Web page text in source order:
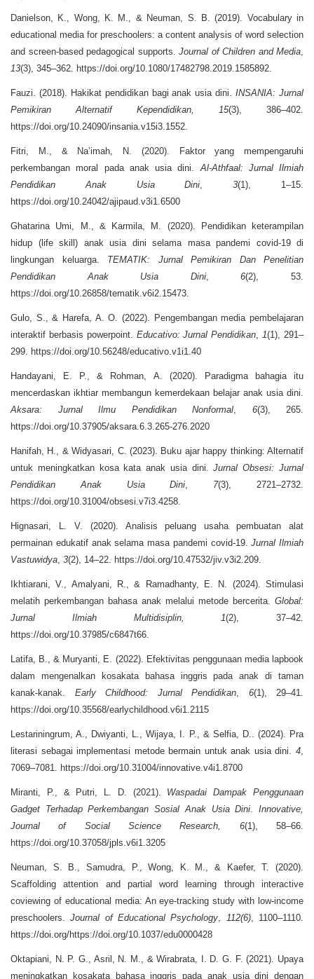
Danielson, K., Wong, K. M., & Neuman, S. B. (2019). Vocabulary in
educational media for preschoolers: a content analysis of word selection
and screen-based pedagogical supports. Journal of Children and Media,
13(3), 345–362. https://doi.org/10.1080/17482798.2019.1585892.
Fauzi. (2018). Hakikat pendidikan bagi anak usia dini.INSANIA: Jurnal
Pemikiran Alternatif Kependidikan, 15(3), 386–402.
https://doi.org/10.24090/insania.v15i3.1552.
Fitri, M., & Na’imah, N. (2020). Faktor yang mempengaruhi
perkembangan moral pada anak usia dini.Al-Athfaal: Jurnal Ilmiah
Pendidikan Anak Usia Dini,3(1), 1–15.
https://doi.org/10.24042/ajipaud.v3i1.6500
Ghatarina Umi, M., & Karmila, M. (2020). Pendidikan keterampilan
hidup (life skill) anak usia dini selama masa pandemi covid-19 di
lingkungan keluarga. TEMATIK: Jurnal Pemikiran Dan Penelitian
Pendidikan Anak Usia Dini,6(2), 53.
https://doi.org/10.26858/tematik.v6i2.15473.
Gulo, S., & Harefa, A. O. (2022). Pengembangan media pembelajaran
interaktif berbasis powerpoint. Educativo: Jurnal Pendidikan,1(1), 291–
299. https://doi.org/10.56248/educativo.v1i1.40
Handayani, E. P., & Rohman, A. (2020). Paradigma bahagia itu
mencerdaskan ikhtiar membangun kemerdekaan belajar anak usia dini.
Aksara: Jurnal Ilmu Pendidikan Nonformal, 6(3), 265.
https://doi.org/10.37905/aksara.6.3.265-276.2020
Hanifah, H., & Widyasari, C. (2023). Buku ajar happy thinking: Alternatif
untuk meningkatkan kosa kata anak usia dini.Jurnal Obsesi: Jurnal
Pendidikan Anak Usia Dini, 7(3), 2721–2732.
https://doi.org/10.31004/obsesi.v7i3.4258.
Hignasari, L. V. (2020). Analisis peluang usaha pembuatan alat
permainan edukatif anak selama masa pandemi covid-19.Jurnal Ilmiah
Vastuwidya, 3(2), 14–22. https://doi.org/10.47532/jiv.v3i2.209.
Ikhtiarani, V., Amalyani, R., & Ramadhanty, E. N. (2024). Stimulasi
melatih perkembangan bahasa anak melalui metode bercerita. Global:
Jurnal Ilmiah Multidisiplin,
1(2), 37–42.
https://doi.org/10.37985/c6847t66.
Latifa, B., & Muryanti, E. (2022). Efektivitas penggunaan media lapbook
dalam mengenalkan kosakata bahasa inggris pada anak di taman
kanak-kanak. Early Childhood: Jurnal Pendidikan, 6(1), 29–41.
https://doi.org/10.35568/earlychildhood.v6i1.2115
Lestariningrum, A., Dwiyanti, L., Wijaya, I. P., & Selfia, D.. (2024). Pra
literasi sebagai implementasi metode bermain untuk anak usia dini. 4,
7069–7081. https://doi.org/10.31004/innovative.v4i1.8700
Miranti, P., & Putri, L. D. (2021). Waspadai Dampak Penggunaan
Gadget Terhadap Perkembangan Sosial Anak Usia Dini.Innovative,
Journal of Social Science Research,
6(1), 58–66.
https://doi.org/10.37058/jpls.v6i1.3205
Neuman, S. B., Samudra, P., Wong, K. M., & Kaefer, T. (2020).
Scaffolding attention and partial word learning through interactive
coviewing of educational media: An eye-tracking study with low-income
preschoolers.Journal of Educational Psychology, 112(6), 1100–1110.
https://doi.org/https://doi.org/10.1037/edu0000428
Oktapiani, N. P. G., Asril, N. M., & Wirabrata, I. D. G. F. (2021). Upaya
meningkatkan kosakata bahasa inggris pada anak usia dini dengan